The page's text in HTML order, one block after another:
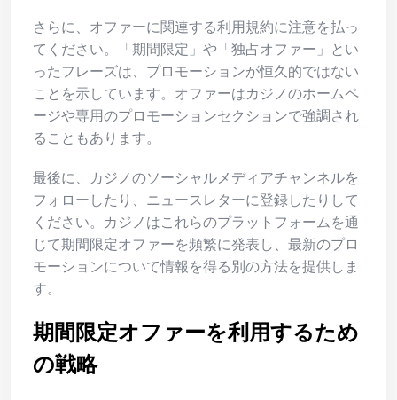
さらに、オファーに関連する利用規約に注意を払っ
てください。「期間限定」や「独占オファー」とい
ったフレーズは、プロモーションが恒久的ではない
ことを示しています。オファーはカジノのホームペ
ージや専用のプロモーションセクションで強調され
ることもあります。
最後に、カジノのソーシャルメディアチャンネルを
フォローしたり、ニュースレターに登録したりして
ください。カジノはこれらのプラットフォームを通
じて期間限定オファーを頻繁に発表し、最新のプロ
モーションについて情報を得る別の方法を提供しま
す。
期間限定オファーを利用するため
の戦略